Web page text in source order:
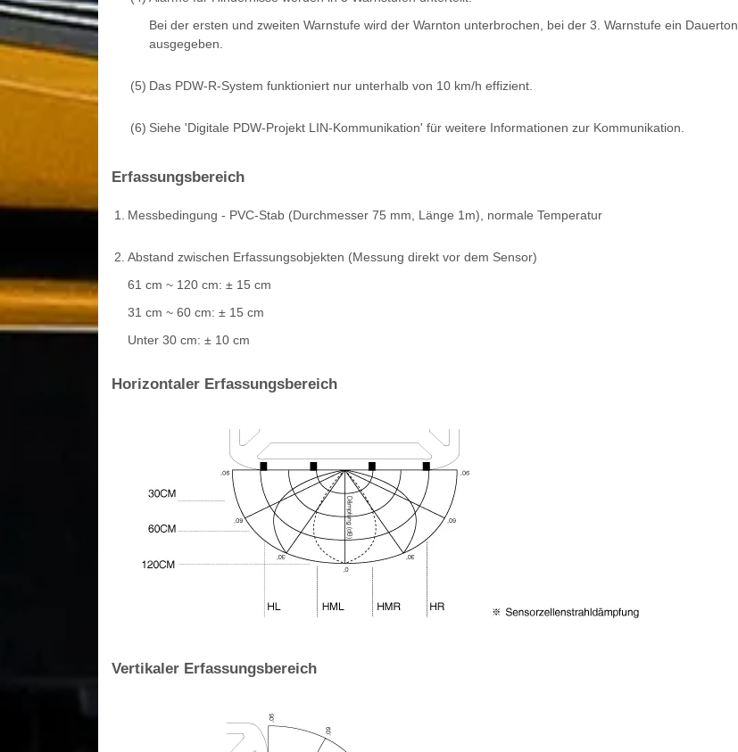
Bei der ersten und zweiten Warnstufe wird der Warnton unterbrochen, bei der 3. Warnstufe ein Dauerton
ausgegeben.
(5) Das PDW-R-System funktioniert nur unterhalb von 10 km/h effizient.
(6) Siehe 'Digitale PDW-Projekt LIN-Kommunikation' für weitere Informationen zur Kommunikation.
Erfassungsbereich
1. Messbedingung - PVC-Stab (Durchmesser 75 mm, Länge 1m), normale Temperatur
2. Abstand zwischen Erfassungsobjekten (Messung direkt vor dem Sensor)
61 cm ~ 120 cm: ± 15 cm
31 cm ~ 60 cm: ± 15 cm
Unter 30 cm: ± 10 cm
Horizontaler Erfassungsbereich
Vertikaler Erfassungsbereich